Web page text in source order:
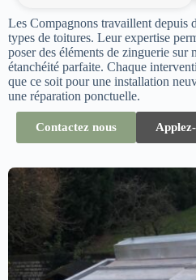
Les Compagnons travaillent depuis
types de toitures. Leur expertise
poser des éléments de zinguerie sur
étanchéité parfaite. Chaque
que ce soit pour une installation
une réparation ponctuelle.
Contactez nous